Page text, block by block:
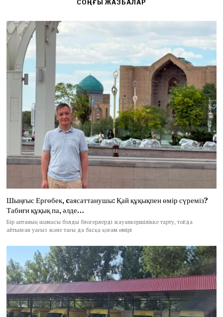
СОҢҒЫ ЖАЗБАЛАР
Шыңғыс Ергөбек, cаясаттанушы: Қай құқықпен өмір сүреміз?
Табиғи құқық па, әлде…
Бір аптаның шамасы болды блогерлерді жауапкершілікке тарту, тойда
айтылған уағыз және тағы да басқа қоғам өмірі